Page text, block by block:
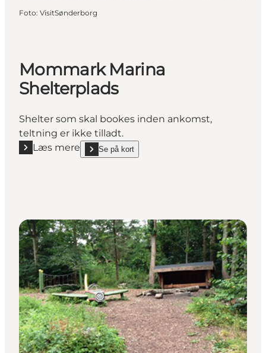
Foto: VisitSønderborg
Mommark Marina
Shelterplads
Shelter som skal bookes inden ankomst,
teltning er ikke tilladt.
Læs mere
Læs mere "Mommark Marina Shelterplads"
Se på kort
show Mommark Marina Shelterplads on_map